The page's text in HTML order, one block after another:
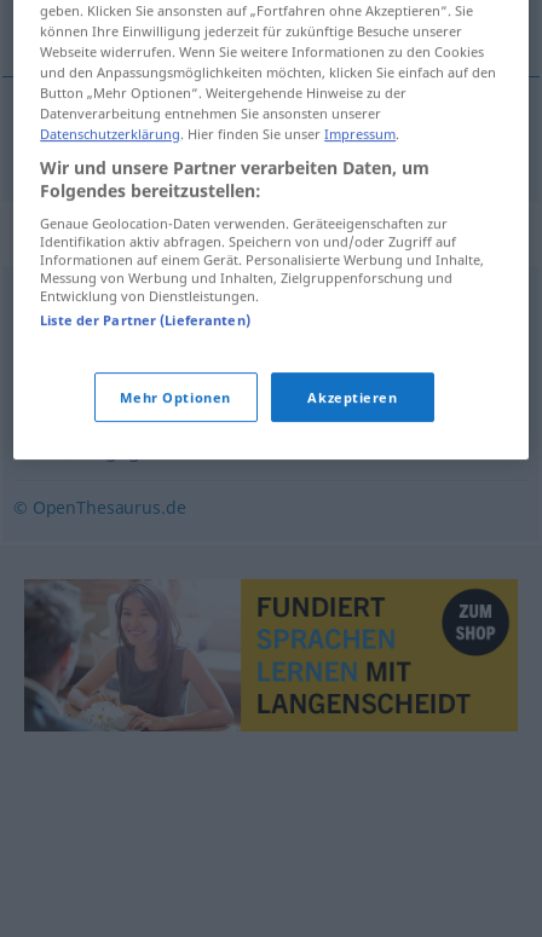
podczas gdy
podczasgdy wohingegen
Synonyme für "wohingegen"
dahingegen (geh.),wogegen
hingegen jedoch
© OpenThesaurus.de
geben. Klicken Sie ansonsten auf „Fortfahren ohne Akzeptieren“. Sie
können Ihre Einwilligung jederzeit für zukünftige Besuche unserer
Webseite widerrufen. Wenn Sie weitere Informationen zu den Cookies
und den Anpassungsmöglichkeiten möchten, klicken Sie einfach auf den
Button „Mehr Optionen“. Weitergehende Hinweise zu der
Datenverarbeitung entnehmen Sie ansonsten unserer
Datenschutzerklärung. Hier finden Sie unserImpressum.
Wir und unsere Partner verarbeiten Daten, um
Folgendes bereitzustellen:
Genaue Geolocation-Daten verwenden. Geräteeigenschaften zur
Identifikation aktiv abfragen. Speichern von und/oder Zugriff auf
Informationen auf einem Gerät. Personalisierte Werbung und Inhalte,
Messung von Werbung und Inhalten, Zielgruppenforschung und
Entwicklung von Dienstleistungen.
Liste der Partner (Lieferanten)
Mehr Optionen Akzeptieren